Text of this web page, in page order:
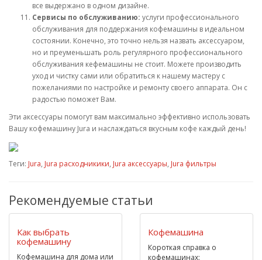
все выдержано в одном дизайне.
Сервисы по обслуживанию: услуги профессионального
обслуживания для поддержания кофемашины в идеальном
состоянии. Конечно, это точно нельзя назвать аксессуаром,
но и преуменьшать роль регулярного профессионального
обслуживания кефемашины не стоит. Можете производить
уход и чистку сами или обратиться к нашему мастеру с
пожеланиями по настройке и ремонту своего аппарата. Он с
радостью поможет Вам.
Эти аксессуары помогут вам максимально эффективно использовать
Вашу кофемашину Jura и наслаждаться вкусным кофе каждый день!
Теги: Jura, Jura расходникики, Jura аксессуары, Jura фильтры
Рекомендуемые статьи
Как выбрать
кофемашину
Кофемашина для дома или
Кофемашина
Короткая справка о
кофемашинах: